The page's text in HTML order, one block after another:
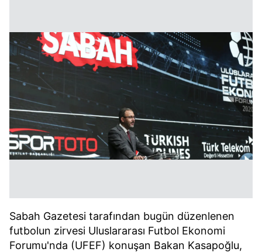
Sabah Gazetesi tarafından bugün düzenlenen
futbolun zirvesi Uluslararası Futbol Ekonomi
Forumu'nda (UFEF) konuşan Bakan Kasapoğlu,